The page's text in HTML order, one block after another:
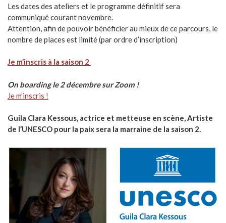
Les dates des ateliers et le programme définitif sera
communiqué courant novembre.
Attention, afin de pouvoir bénéficier au mieux de ce parcours, le
nombre de places est limité (par ordre d’inscription)
Je m’inscris à la saison 2
On boarding le 2 décembre sur Zoom !
Je m’inscris !
Guila Clara Kessous, actrice et metteuse en scène, Artiste
de l’UNESCO pour la paix sera la marraine de la saison 2.